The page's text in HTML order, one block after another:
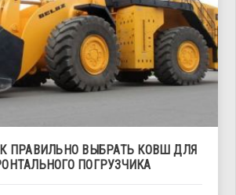
ПРАВИЛЬНО ВЫБРАТЬ КОВШ ДЛЯ
ПОГРУЗЧИКА